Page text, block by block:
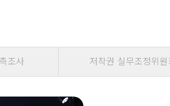
조사 저작권 실무조정위